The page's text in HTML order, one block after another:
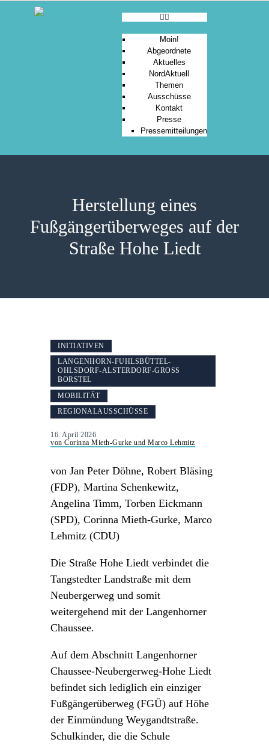
Moin!
Abgeordnete
Aktuelles
NordAktuell
Themen
Ausschüsse
Kontakt
Presse
Pressemitteilungen
Herstellung eines
Fußgängerüberweges auf der
Straße Hohe Liedt
ABGEORDNETE
NORDAKTUELL
INITIATIVEN
LANGENHORN-FUHLSBÜTTEL-
OHLSDORF-ALSTERDORF-GROSS B
ORSTEL
MOBILITÄT
REGIONALAUSSCHÜSSE
16. April 2026
von Corinna Mieth-Gurke und Marco Lehmitz
von Jan Peter Döhne, Robert Bläsing
(FDP), Martina Schenkewitz,
Angelina Timm, Torben Eickmann
(SPD), Corinna Mieth-Gurke, Marco
Lehmitz (CDU)
Die Straße Hohe Liedt verbindet die
Tangstedter Landstraße mit dem
Neubergerweg und somit
weitergehend mit der Langenhorner
Chaussee.
Auf dem Abschnitt Langenhorner
Chaussee-Neubergerweg-Hohe Liedt
befindet sich lediglich ein einziger
Fußgängerüberweg (FGÜ) auf Höhe
der Einmündung Weygandtstraße.
Schulkinder, die die Schule